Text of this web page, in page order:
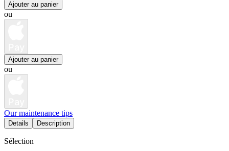
Ajouter au panier
ou
Ajouter au panier
ou
Our maintenance tips
Details Description
Sélection